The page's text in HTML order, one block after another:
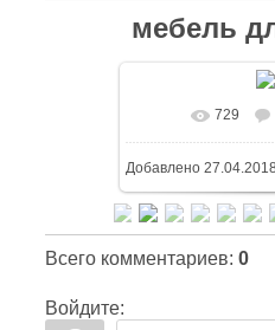
мебель
729
Добавлено27.04.2018
Всего комментариев: 0
Войдите: